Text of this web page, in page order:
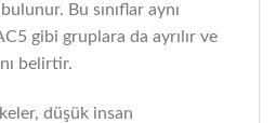
Bu sınıflar aynı
gibi gruplara da ayrılır ve
belirtir.
düşük insan